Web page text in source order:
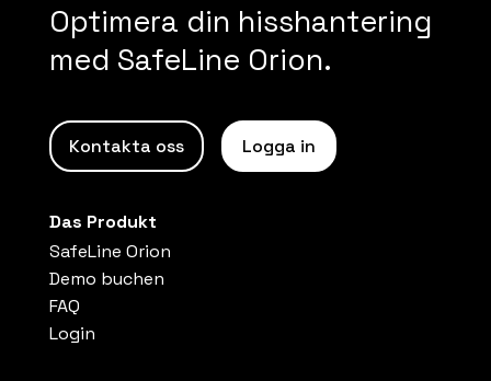
Optimera din hisshantering
med SafeLine Orion.
Kontakta oss Logga in
Das Produkt
SafeLine Orion
Demo buchen
FAQ
Login